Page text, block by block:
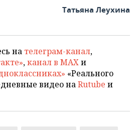
Татьяна Леухина
на телеграм-канал,
,канал в MAXи
«Реального
видео наRutube и